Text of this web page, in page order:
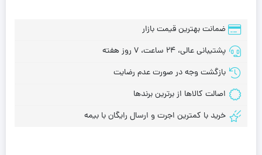
ضمانت بهترین قیمت بازار
پشتیبانی عالی، 24 ساعت، 7 روز هفته
بازگشت وجه در صورت عدم رضایت
اصالت کالاها از برترین برندها
خرید با کمترین اجرت و ارسال رایگان با بیمه